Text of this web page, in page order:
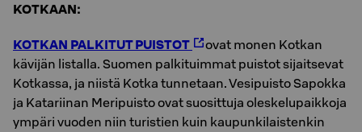
KOTKAAN:
KOTKAN PALKITUT PUISTOT
ovat monen Kotkan
kävijän listalla. Suomen palkituimmat puistot sijaitsevat
Kotkassa, ja niistä Kotka tunnetaan. Vesipuisto Sapokka
ja Katariinan Meripuisto ovat suosittuja oleskelupaikkoja
ympäri vuoden niin turistien kuin kaupunkilaistenkin